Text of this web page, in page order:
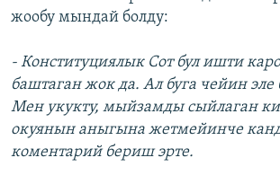
жообу мындай болду:
- Конституциялык Сот бул ишти
баштаган жок да. Ал буга чейин эле
Мен укукту, мыйзамды сыйлаган
окуянын аныгына жетмейинче
коментарий бериш эрте.